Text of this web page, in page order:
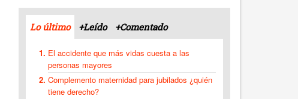
Lo último +Leído +Comentado
El accidente que más vidas cuesta a las
personas mayores
Complemento maternidad para jubilados ¿quién
tiene derecho?